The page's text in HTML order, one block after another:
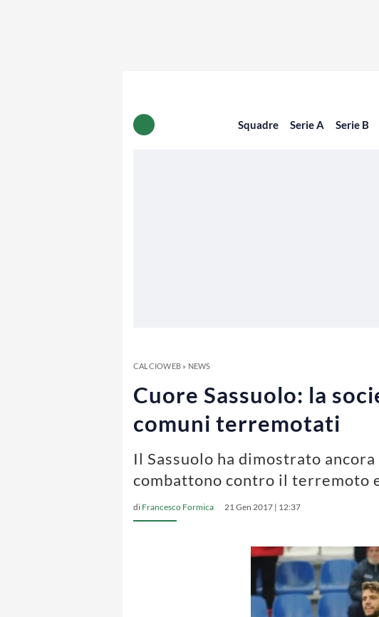
Squadre Serie A Serie B
CALCIOWEB» NEWS
Cuore Sassuolo: la
comuni terremotati
Il Sassuolo ha dimostrato
combattono contro il terremoto
di Francesco Formica 21 Gen 2017 | 12:37